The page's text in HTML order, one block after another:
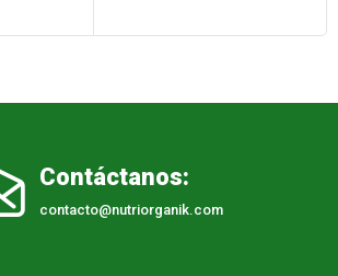
Contáctanos:
contacto@nutriorganik.com